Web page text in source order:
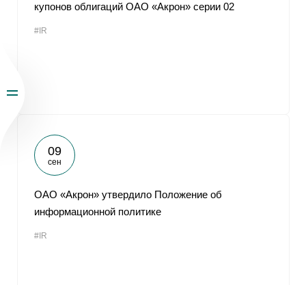
купонов облигаций ОАО «Акрон» серии 02
#IR
09
сен
ОАО «Акрон» утвердило Положение об
информационной политике
#IR